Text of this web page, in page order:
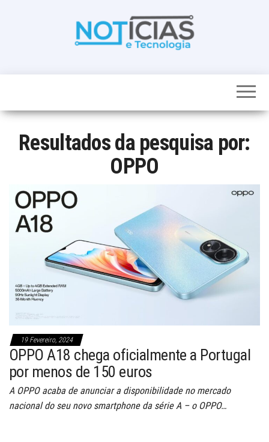
noticias de
num só lugar
Resultados da pesquisa por:
OPPO
19 Fevereiro, 2024
OPPO A18 chega oficialmente a Portugal
por menos de 150 euros
A OPPO acaba de anunciar a disponibilidade no mercado
nacional do seu novo smartphone da série A – o OPPO…